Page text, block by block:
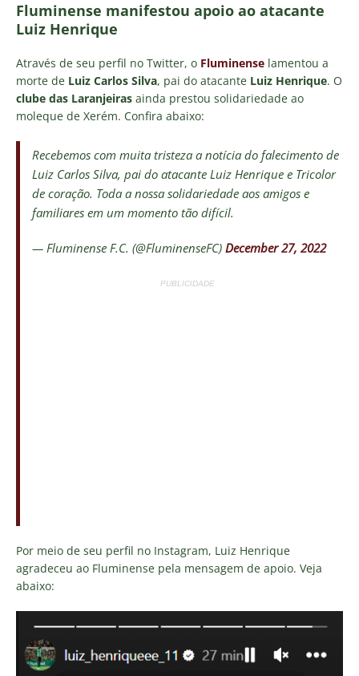
Fluminense manifestou apoio ao atacante
Luiz Henrique
Através de seu perfil no Twitter, o Fluminense lamentou a
morte de Luiz Carlos Silva, pai do atacante Luiz Henrique. O
clube das Laranjeiras ainda prestou solidariedade ao
moleque de Xerém. Confira abaixo:
Recebemos com muita tristeza a notícia do falecimento de
Luiz Carlos Silva, pai do atacante Luiz Henrique e Tricolor
de coração. Toda a nossa solidariedade aos amigos e
familiares em um momento tão difícil.
— Fluminense F.C. (@FluminenseFC) December 27, 2022
PUBLICIDADE
Por meio de seu perfil no Instagram, Luiz Henrique
agradeceu ao Fluminense pela mensagem de apoio. Veja
abaixo: